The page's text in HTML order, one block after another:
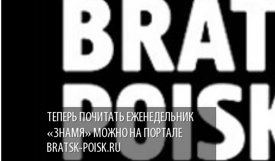
ТЕПЕРЬ ПОЧИТАТЬ ЕЖЕНЕДЕЛЬНИК
«ЗНАМЯ» МОЖНО НА ПОРТАЛЕ
BRATSK-POISK.RU